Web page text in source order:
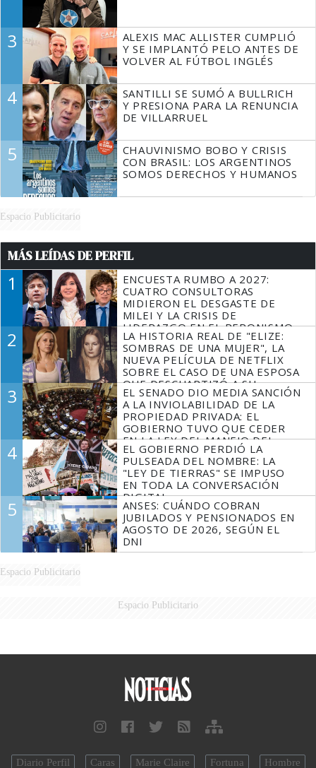
3
ALEXIS MAC ALLISTER CUMPLIÓ
Y SE IMPLANTÓ PELO ANTES DE
VOLVER AL FÚTBOL INGLÉS
4
SANTILLI SE SUMÓ A BULLRICH
Y PRESIONA PARA LA RENUNCIA
DE VILLARRUEL
5
CHAUVINISMO BOBO Y CRISIS
CON BRASIL: LOS ARGENTINOS
SOMOS DERECHOS Y HUMANOS
Espacio Publicitario
MÁS LEÍDAS DE PERFIL
1
ENCUESTA RUMBO A 2027:
CUATRO CONSULTORAS
MIDIERON EL DESGASTE DE
MILEI Y LA CRISIS DE
LIDERAZGO EN EL PERONISMO
2
LA HISTORIA REAL DE "ELIZE:
SOMBRAS DE UNA MUJER", LA
NUEVA PELÍCULA DE NETFLIX
SOBRE EL CASO DE UNA ESPOSA
QUE DESCUARTIZÓ A SU
MARIDO
3
EL SENADO DIO MEDIA SANCIÓN
A LA INVIOLABILIDAD DE LA
PROPIEDAD PRIVADA: EL
GOBIERNO TUVO QUE CEDER
EN LA LEY DEL MANEJO DEL
FUEGO
4
EL GOBIERNO PERDIÓ LA
PULSEADA DEL NOMBRE: LA
"LEY DE TIERRAS" SE IMPUSO
EN TODA LA CONVERSACIÓN
DIGITAL
5
ANSES: CUÁNDO COBRAN
JUBILADOS Y PENSIONADOS EN
AGOSTO DE 2026, SEGÚN EL
DNI
Espacio Publicitario
Espacio Publicitario
Diario Perfil Caras Marie Claire Fortuna Hombre